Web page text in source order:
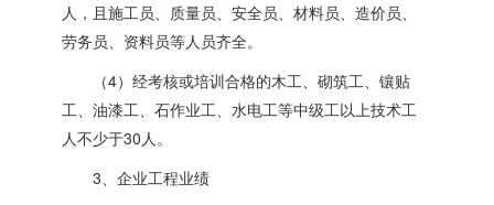
人，且施工员、质量员、安全员、材料员、造价员、
劳务员、资料员等人员齐全。
（4）经考核或培训合格的木工、砌筑工、镶贴
工、油漆工、石作业工、水电工等中级工以上技术工
人不少于30人。
3、企业工程业绩